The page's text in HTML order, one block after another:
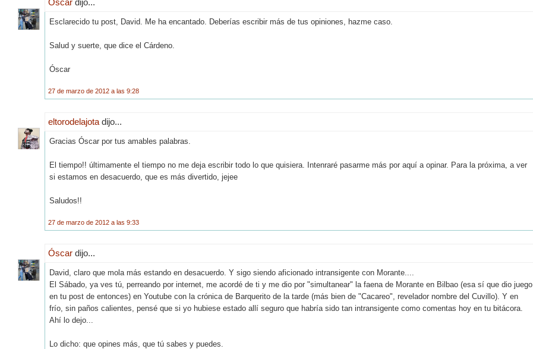
Óscar dijo...
Esclarecido tu post, David. Me ha encantado. Deberías escribir más de tus opiniones, hazme caso.
Salud y suerte, que dice el Cárdeno.
Óscar
27 de marzo de 2012 a las 9:28
eltorodelajota dijo...
Gracias Óscar por tus amables palabras.
El tiempo!! últimamente el tiempo no me deja escribir todo lo que quisiera. Intenraré pasarme más por aquí a opinar. Para la próxima, a ver
si estamos en desacuerdo, que es más divertido, jejee
Saludos!!
27 de marzo de 2012 a las 9:33
Óscar dijo...
David, claro que mola más estando en desacuerdo. Y sigo siendo aficionado intransigente con Morante....
El Sábado, ya ves tú, perreando por internet, me acordé de ti y me dio por "simultanear" la faena de Morante en Bilbao (esa sí que dio juego
en tu post de entonces) en Youtube con la crónica de Barquerito de la tarde (más bien de "Cacareo", revelador nombre del Cuvillo). Y en
frío, sin paños calientes, pensé que si yo hubiese estado allí seguro que habría sido tan intransigente como comentas hoy en tu bitácora.
Ahí lo dejo...
Lo dicho: que opines más, que tú sabes y puedes.